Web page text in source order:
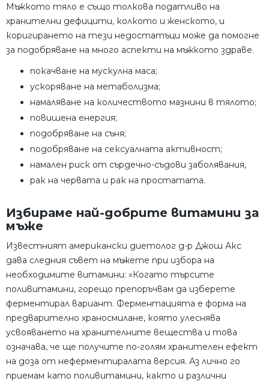
Мъжкото тяло е също толкова податливо на
хранителни дефицити, колкото и женското, и
коригирането на тези недостатъци може да помогне
за подобряване на много аспекти на мъжкото здраве.
покачване на мускулна маса;
ускоряване на метаболизма;
намаляване на количеството мазнини в тялото;
повишена енергия;
подобряване на съня;
подобряване на сексуалната активност;
намален риск от сърдечно-съдови заболявания,
рак на червата и рак на простатата.
Избираме най-добрите витамини за
мъже
Известният американски диетолог д-р Джош Акс
дава следния съвет на мъжете при избора на
необходимите витамини: «Когато търсите
поливитамини, горещо препоръчвам да изберете
ферментирал вариант. Ферментацията е форма на
предварително храносмилане, която улеснява
усвояването на хранителните вещества и това
означава, че ще получите по-голям хранителен ефект
на доза от неферментиралата версия. Аз лично го
приемам като поливитамини, както и различни